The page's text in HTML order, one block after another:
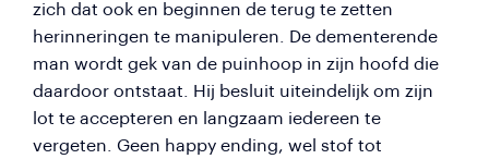
zich dat ook en beginnen de terug te zetten
herinneringen te manipuleren. De dementerende
man wordt gek van de puinhoop in zijn hoofd die
daardoor ontstaat. Hij besluit uiteindelijk om zijn
lot te accepteren en langzaam iedereen te
vergeten. Geen happy ending, wel stof tot